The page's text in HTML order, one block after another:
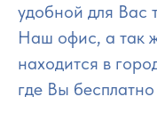
удобной для Вас
Наш офис, а так
находится в
где Вы